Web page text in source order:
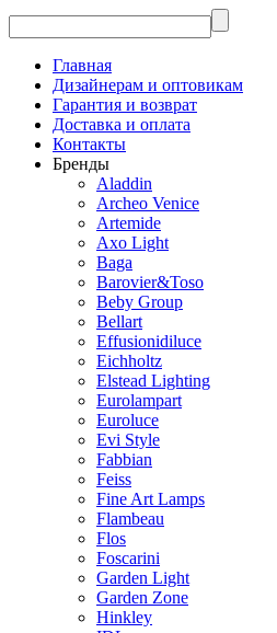
Главная
Дизайнерам и оптовикам
Гарантия и возврат
Доставка и оплата
Контакты
Бренды
Aladdin
Archeo Venice
Artemide
Axo Light
Baga
Barovier&Toso
Beby Group
Bellart
Effusionidiluce
Eichholtz
Elstead Lighting
Eurolampart
Euroluce
Evi Style
Fabbian
Feiss
Fine Art Lamps
Flambeau
Flos
Foscarini
Garden Light
Garden Zone
Hinkley